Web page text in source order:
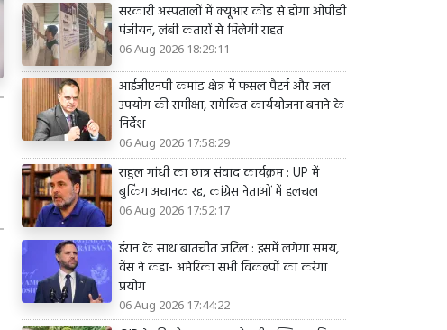
सरकारी अस्पतालों में क्यूआर कोड से होगा ओपीडी
पंजीयन, लंबी कतारों से मिलेगी राहत
06 Aug 2026 18:29:11
आईजीएनपी कमांड क्षेत्र में फसल पैटर्न और जल
उपयोग की समीक्षा, समेकित कार्ययोजना बनाने के
निर्देश
06 Aug 2026 17:58:29
राहुल गांधी का छात्र संवाद कार्यक्रम : UP में
बुकिंग अचानक रद्द, कांग्रेस नेताओं में हलचल
06 Aug 2026 17:52:17
ईरान के साथ बातचीत जटिल : इसमें लगेगा समय,
वेंस ने कहा- अमेरिका सभी विकल्पों का करेगा
प्रयोग
06 Aug 2026 17:44:22